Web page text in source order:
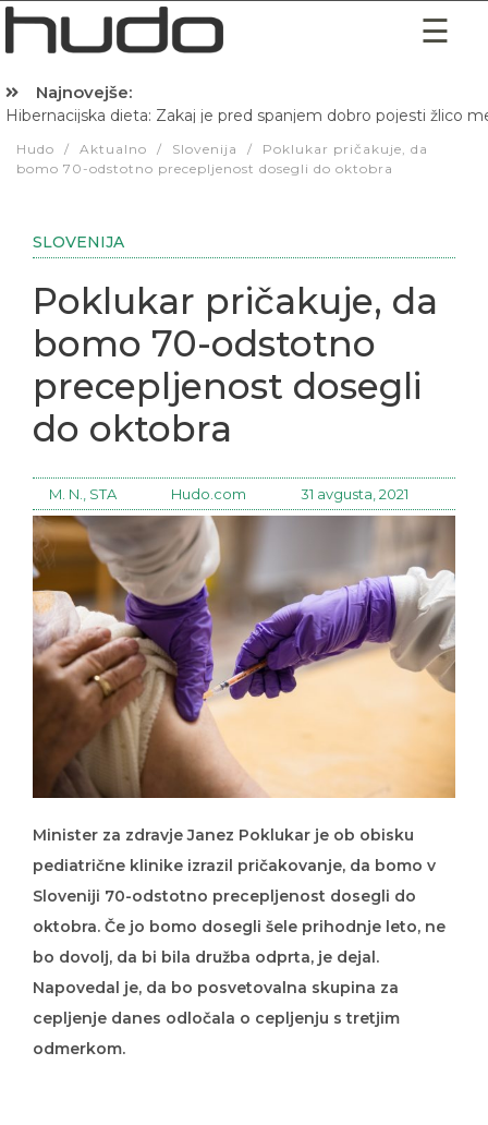
Najnovejše:
Hibernacijska dieta: Zakaj je pred spanjem dobro pojesti žlico
Hudo / Aktualno / Slovenija /
Poklukar pričakuje, da
bomo 70-odstotno precepljenost dosegli do oktobra
SLOVENIJA
Poklukar pričakuje, da
bomo 70-odstotno
precepljenost dosegli
do oktobra
M. N., STA Hudo.com 31 avgusta, 2021
Minister za zdravje Janez Poklukar je ob obisku
pediatrične klinike izrazil pričakovanje, da bomo v
Sloveniji 70-odstotno precepljenost dosegli do
oktobra. Če jo bomo dosegli šele prihodnje leto, ne
bo dovolj, da bi bila družba odprta, je dejal.
Napovedal je, da bo posvetovalna skupina za
cepljenje danes odločala o cepljenju s tretjim
odmerkom.